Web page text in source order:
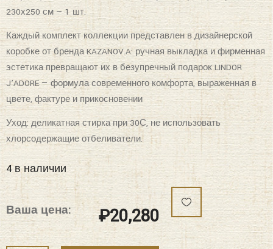
230х250 см — 1 шт.
Каждый комплект коллекции представлен в дизайнерской
коробке от бренда KAZANOV.A: ручная выкладка и фирменная
эстетика превращают их в безупречный подарок LINDOR
J’ADORE — формула современного комфорта, выраженная в
цвете, фактуре и прикосновении
Уход: деликатная стирка при 30С, не использовать
хлорсодержащие отбеливатели.
4 в наличии
Ваша цена: ₽20,280